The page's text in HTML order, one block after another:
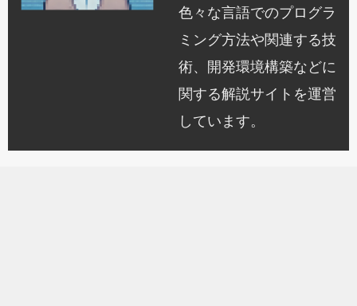
色々な言語でのプログラ
ミング方法や関連する技
術、開発環境構築などに
関する解説サイトを運営
しています。